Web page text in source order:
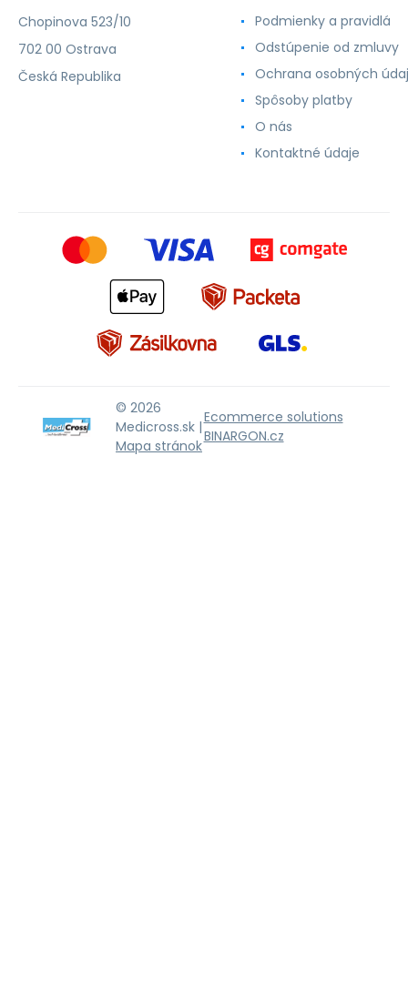
Chopinova 523/10
702 00 Ostrava
Česká Republika
Podmienky a pravidlá
Odstúpenie od zmluvy
Ochrana osobných
Spôsoby platby
O nás
Kontaktné údaje
© 2026
Medicross.sk |
Mapa stránok
Ecommerce solutions
BINARGON.cz